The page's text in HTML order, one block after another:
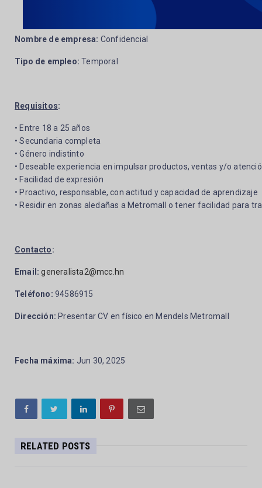
Nombre de empresa: Confidencial
Tipo de empleo:Temporal
Requisitos:
• Entre 18 a 25 años
• Secundaria completa
• Género indistinto
• Deseable experiencia en impulsar productos, ventas y/o
• Facilidad de expresión
• Proactivo, responsable, con actitud y capacidad de aprendizaje
• Residir en zonas aledañas a Metromall o tener facilidad para
Contacto:
Email: generalista2@mcc.hn
Teléfono: 94586915
Dirección:Presentar CV en físico en Mendels Metromall
Fecha máxima: Jun 30, 2025
RELATED POSTS